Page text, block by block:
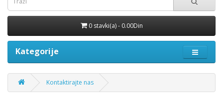
0 stavki(a) - 0.00Din
Kategorije
Kontaktirajte nas